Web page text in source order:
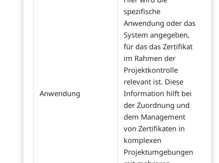
Anwendung
spezifische
Anwendung oder das
System angegeben,
für das das Zertifikat
im Rahmen der
Projektkontrolle
relevant ist. Diese
Information hilft bei
der Zuordnung und
dem Management
von Zertifikaten in
komplexen
Projektumgebungen